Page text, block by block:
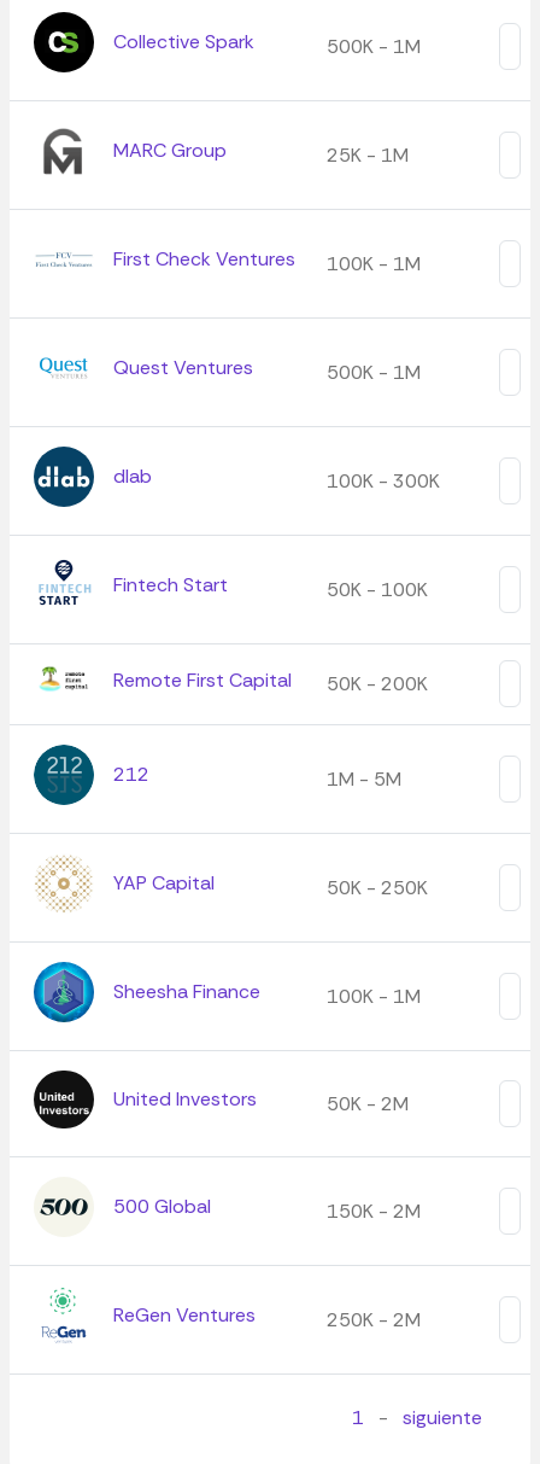
Collective Spark 500K - 1M
MARC Group 25K - 1M
First Check Ventures 100K - 1M
Quest Ventures 500K - 1M
dlab 100K - 300K
Fintech Start 50K - 100K
Remote First Capital 50K - 200K
212 1M - 5M
YAP Capital 50K - 250K
Sheesha Finance 100K - 1M
United Investors 50K - 2M
500 Global 150K - 2M
ReGen Ventures 250K - 2M
1 - siguiente